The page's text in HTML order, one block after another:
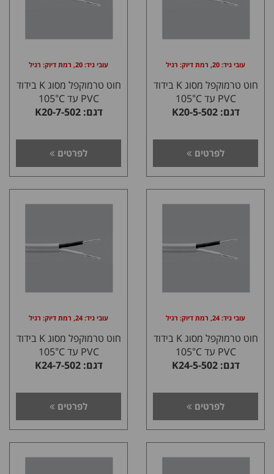
עובי גיד: 20, רמת דיוק: רגיל
חוט טרמוקפל מסוג K בידוד
PVC עד 105°C
דגם: K20-5-502
לפרטים
עובי גיד: 20, רמת דיוק: רגיל
חוט טרמוקפל מסוג K בידוד
PVC עד 105°C
דגם: K20-7-502
לפרטים
עובי גיד: 24, רמת דיוק: רגיל
חוט טרמוקפל מסוג K בידוד
PVC עד 105°C
דגם: K24-5-502
לפרטים
עובי גיד: 24, רמת דיוק: רגיל
חוט טרמוקפל מסוג K בידוד
PVC עד 105°C
דגם: K24-7-502
לפרטים